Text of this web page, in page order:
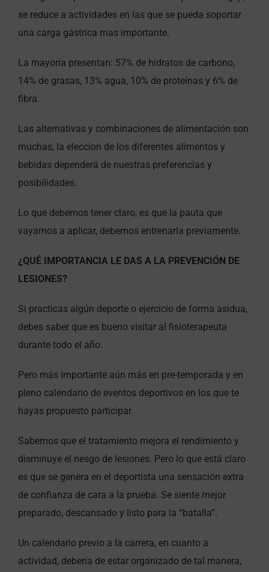
se reduce a actividades en las que se pueda soportar
una carga gástrica mas importante.
La mayoría presentan: 57% de hidratos de carbono,
14% de grasas, 13% agua, 10% de proteínas y 6% de
fibra.
Las alternativas y combinaciones de alimentación son
muchas, la eleccion de los diferentes alimentos y
bebidas dependerá de nuestras preferencias y
posibilidades.
Lo que debemos tener claro, es que la pauta que
vayamos a aplicar, debemos entrenarla previamente.
¿QUÉ IMPORTANCIA LE DAS A LA PREVENCIÓN DE
LESIONES?
Si practicas algún deporte o ejercicio de forma asidua,
debes saber que es bueno visitar al fisioterapeuta
durante todo el año.
Pero más importante aún más en pre-temporada y en
pleno calendario de eventos deportivos en los que te
hayas propuesto participar.
Sabemos que el tratamiento mejora el rendimiento y
disminuye el riesgo de lesiones. Pero lo que está claro
es que se genera en el deportista una sensación extra
de confianza de cara a la prueba. Se siente mejor
preparado, descansado y listo para la “batalla”.
Un calendario previo a la carrera, en cuanto a
actividad, debería de estar organizado de tal manera,